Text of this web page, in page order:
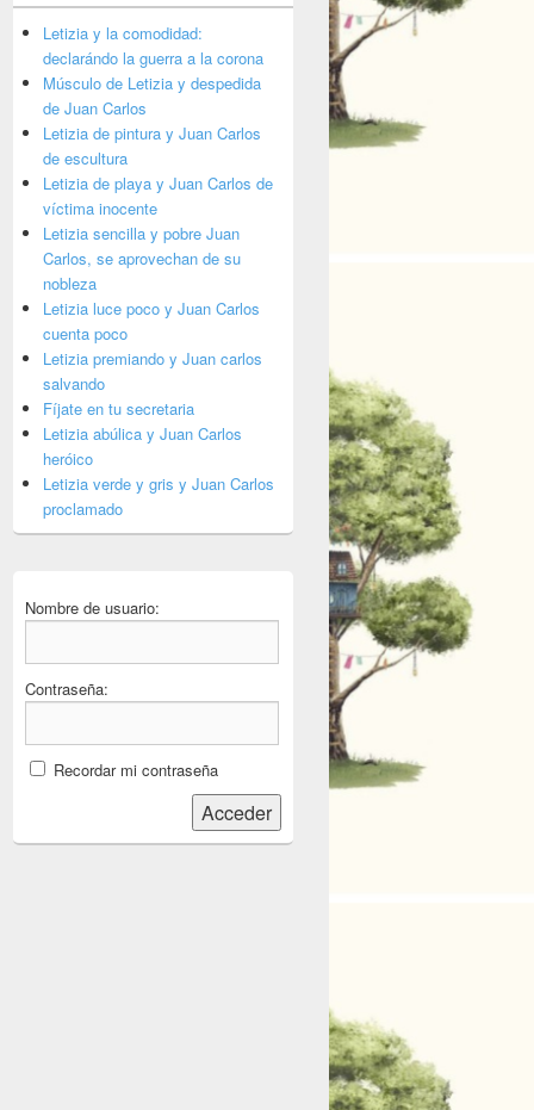
oficina versus Verano de cabaret
Letizia y la comodidad:
declarándo la guerra a la corona
Músculo de Letizia y despedida
de Juan Carlos
Letizia de pintura y Juan Carlos
de escultura
Letizia de playa y Juan Carlos de
víctima inocente
Letizia sencilla y pobre Juan
Carlos, se aprovechan de su
nobleza
Letizia luce poco y Juan Carlos
cuenta poco
Letizia premiando y Juan carlos
salvando
Fíjate en tu secretaria
Letizia abúlica y Juan Carlos
heróico
Letizia verde y gris y Juan Carlos
proclamado
Nombre de usuario:
Contraseña:
Recordar mi contraseña
Acceder